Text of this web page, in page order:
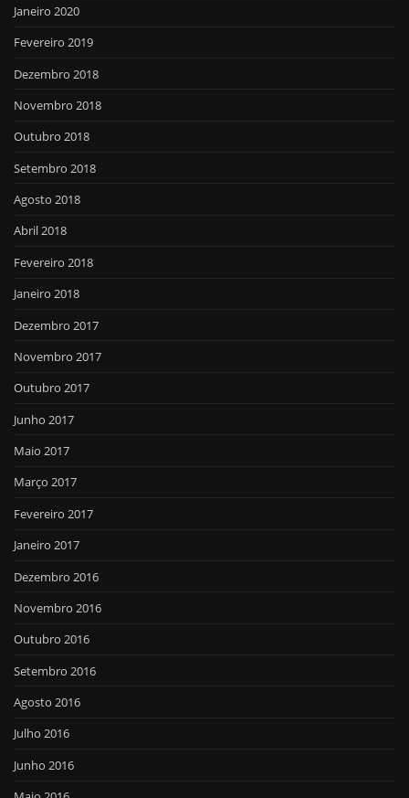
Janeiro 2020
Fevereiro 2019
Dezembro 2018
Novembro 2018
Outubro 2018
Setembro 2018
Agosto 2018
Abril 2018
Fevereiro 2018
Janeiro 2018
Dezembro 2017
Novembro 2017
Outubro 2017
Junho 2017
Maio 2017
Março 2017
Fevereiro 2017
Janeiro 2017
Dezembro 2016
Novembro 2016
Outubro 2016
Setembro 2016
Agosto 2016
Julho 2016
Junho 2016